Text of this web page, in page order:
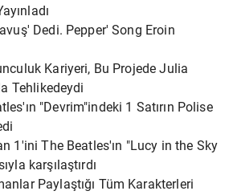
Dedi. Pepper' Song Eroin
Kariyeri, Bu Projede Julia
Tehlikedeydi
"Devrim"indeki 1 Satırın Polise
1'ini The Beatles'ın "Lucy in the Sky
karşılaştırdı
Paylaştığı Tüm Karakterleri